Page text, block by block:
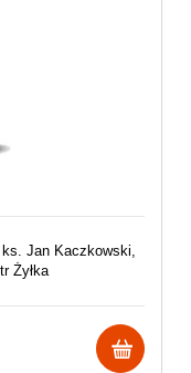
Jan Kaczkowski,
Żyłka